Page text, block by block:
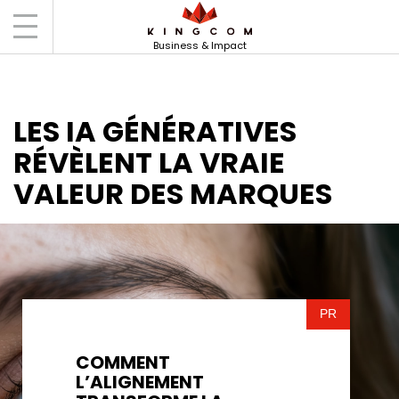
Business & Impact
Accueil
Les IA génératives révèlent
la vraie valeur des marques
LES IA GÉNÉRATIVES
RÉVÈLENT LA VRAIE
VALEUR DES MARQUES
COMMENT
L’ALIGNEMENT
PR